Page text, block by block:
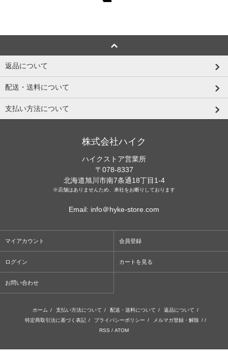
返品について
配送・送料について
支払い方法について
株式会社ハイク
ハイクストア営業所
〒078-8337
北海道旭川市南7条通18丁目1-4
※店舗はありませんため、来社をお断りしております
Email: info＠hyke-store.com
マイアカウント 会員登録
ログイン カートを見る
お問い合わせ
ホーム / 支払い方法について / 配送・送料について / 返品について /
特定商取引法に基づく表記 / プライバシーポリシー / メルマガ登録・解除 / /
RSS / ATOM